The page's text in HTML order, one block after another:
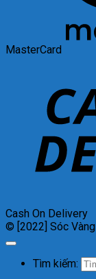
MasterCard
Cash On Delivery
© [2022] Sóc Vàng
Tìm kiếm: